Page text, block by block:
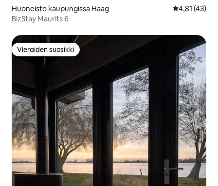
Huoneisto kaupungissa Haag
4,81 (43)
BizStay Maurits 6
Vieraiden suosikki
Vieraiden suosikki